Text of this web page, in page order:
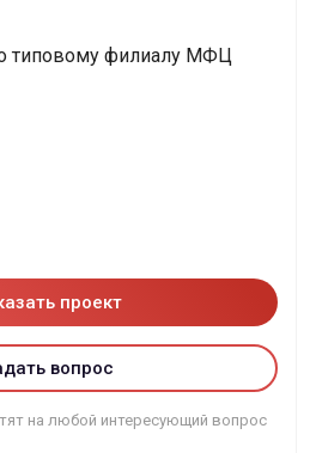
типовому филиалу МФЦ
проект
вопрос
на любой интересующий вопрос